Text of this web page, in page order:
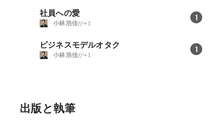
社員への愛 1
小林 浩佳が+1
ビジネスモデルオタク 1
小林 浩佳が+1
出版と執筆